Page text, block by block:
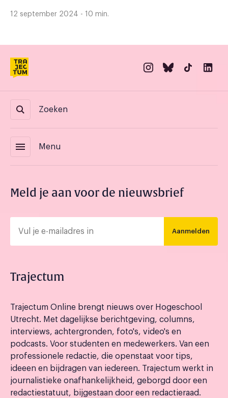
12 september 2024 - 10 min.
Zoeken
menu Menu
Meld je aan voor de nieuwsbrief
Aanmelden
Trajectum
Trajectum Online brengt nieuws over Hogeschool
Utrecht. Met dagelijkse berichtgeving, columns,
interviews, achtergronden, foto's, video's en
podcasts. Voor studenten en medewerkers. Van een
professionele redactie, die openstaat voor tips,
ideeen en bijdragen van iedereen. Trajectum werkt in
journalistieke onafhankelijkheid, geborgd door een
redactiestatuut, bijgestaan door een redactieraad.